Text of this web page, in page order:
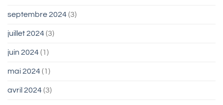
septembre 2024(3)
juillet 2024(3)
juin 2024(1)
mai 2024(1)
avril 2024(3)